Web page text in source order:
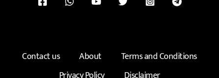
Contact us About
Terms and Conditions